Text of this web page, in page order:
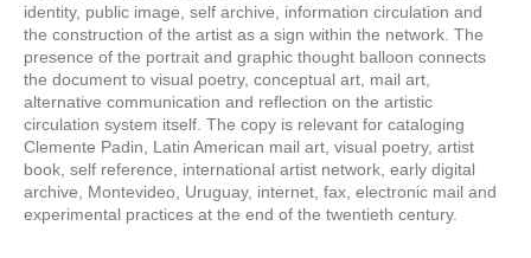
identity, public image, self archive, information circulation and
the construction of the artist as a sign within the network. The
presence of the portrait and graphic thought balloon connects
the document to visual poetry, conceptual art, mail art,
alternative communication and reflection on the artistic
circulation system itself. The copy is relevant for cataloging
Clemente Padin, Latin American mail art, visual poetry, artist
book, self reference, international artist network, early digital
archive, Montevideo, Uruguay, internet, fax, electronic mail and
experimental practices at the end of the twentieth century.